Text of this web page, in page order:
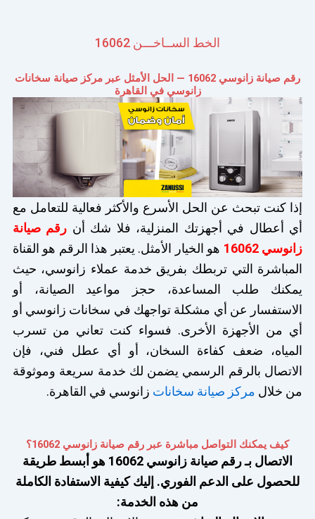
الخط الســاخـــن 16062
رقم صيانة زانوسي 16062 — الحل الأمثل عبر مركز صيانة سخانات
زانوسي في القاهرة
إذا كنت تبحث عن الحل الأسرع والأكثر فعالية للتعامل مع
أي أعطال في أجهزتك المنزلية، فلا شك أن رقم صيانة
زانوسي 16062
هو الخيار الأمثل. يعتبر هذا الرقم هو القناة
المباشرة التي تربطك بفريق خدمة عملاء زانوسي، حيث
يمكنك طلب المساعدة، حجز مواعيد الصيانة، أو
الاستفسار عن أي مشكلة تواجهك في سخانات زانوسي أو
أي من الأجهزة الأخرى. فسواء كنت تعاني من تسرب
المياه، ضعف كفاءة السخان، أو أي عطل فني، فإن
الاتصال بالرقم الرسمي يضمن لك خدمة سريعة وموثوقة
من خلال مركز صيانة سخانات زانوسي في القاهرة.
كيف يمكنك التواصل مباشرة عبر رقم صيانة زانوسي 16062؟
الاتصال بـ رقم صيانة زانوسي 16062 هو أبسط طريقة
للحصول على الدعم الفوري. إليك كيفية الاستفادة الكاملة
من هذه الخدمة: